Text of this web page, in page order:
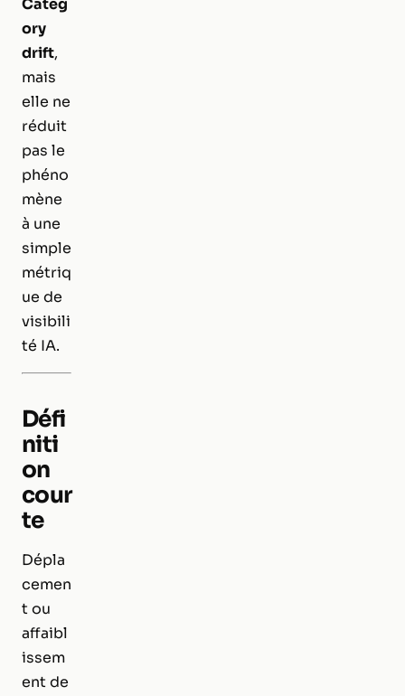
Categ
ory
drift,
mais
elle ne
réduit
pas le
phéno
mène
à une
simple
métriq
ue de
visibili
té IA.
Défi
niti
on
cour
te
Dépla
cemen
t ou
affaibl
issem
ent de